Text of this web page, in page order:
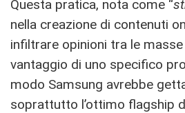
Questa pratica, nota come “
nella creazione di contenuti
infiltrare opinioni tra le
vantaggio di uno specifico
modo Samsung avrebbe
soprattutto l’ottimo flagship